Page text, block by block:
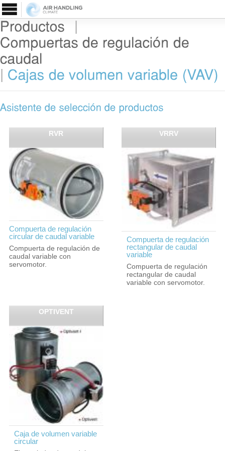
|
|
RVR
Compuerta de regulación
circular de caudal variable
Compuerta de regulación de
caudal variable con
servomotor.
VRRV
Compuerta de regulación
rectangular de caudal
variable
Compuerta de regulación
rectangular de caudal
variable con servomotor.
OPTIVENT
Caja de volumen variable
circular